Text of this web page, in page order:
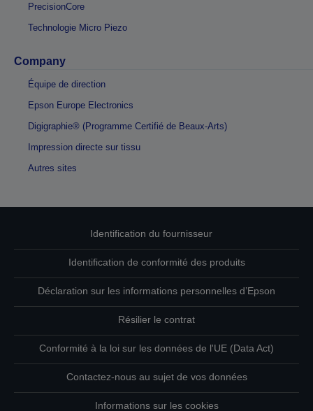
PrecisionCore
Technologie Micro Piezo
Company
Équipe de direction
Epson Europe Electronics
Digigraphie® (Programme Certifié de Beaux-Arts)
Impression directe sur tissu
Autres sites
Identification du fournisseur
Identification de conformité des produits
Déclaration sur les informations personnelles d’Epson
Résilier le contrat
Conformité à la loi sur les données de l'UE (Data Act)
Contactez-nous au sujet de vos données
Informations sur les cookies